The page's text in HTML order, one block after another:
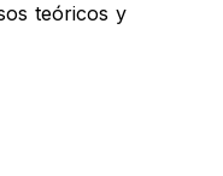
teóricos y